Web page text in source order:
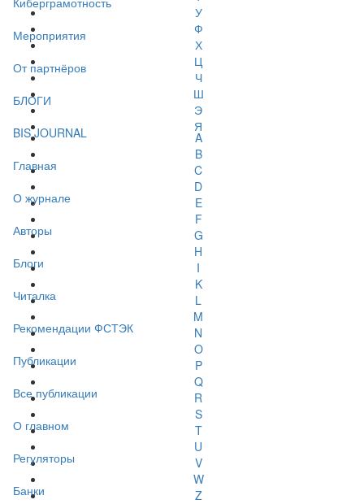
Мероприятия
От партнёров
БЛОГИ
BIS JOURNAL
Главная
О журнале
Авторы
Блоги
Читалка
Рекомендации ФСТЭК
Публикации
Все публикации
О главном
Регуляторы
Банки
У
Ф
Х
Ц
Ч
Ш
Э
Я
A
B
C
D
E
F
G
H
I
K
L
M
N
O
P
Q
R
S
T
U
V
W
Z